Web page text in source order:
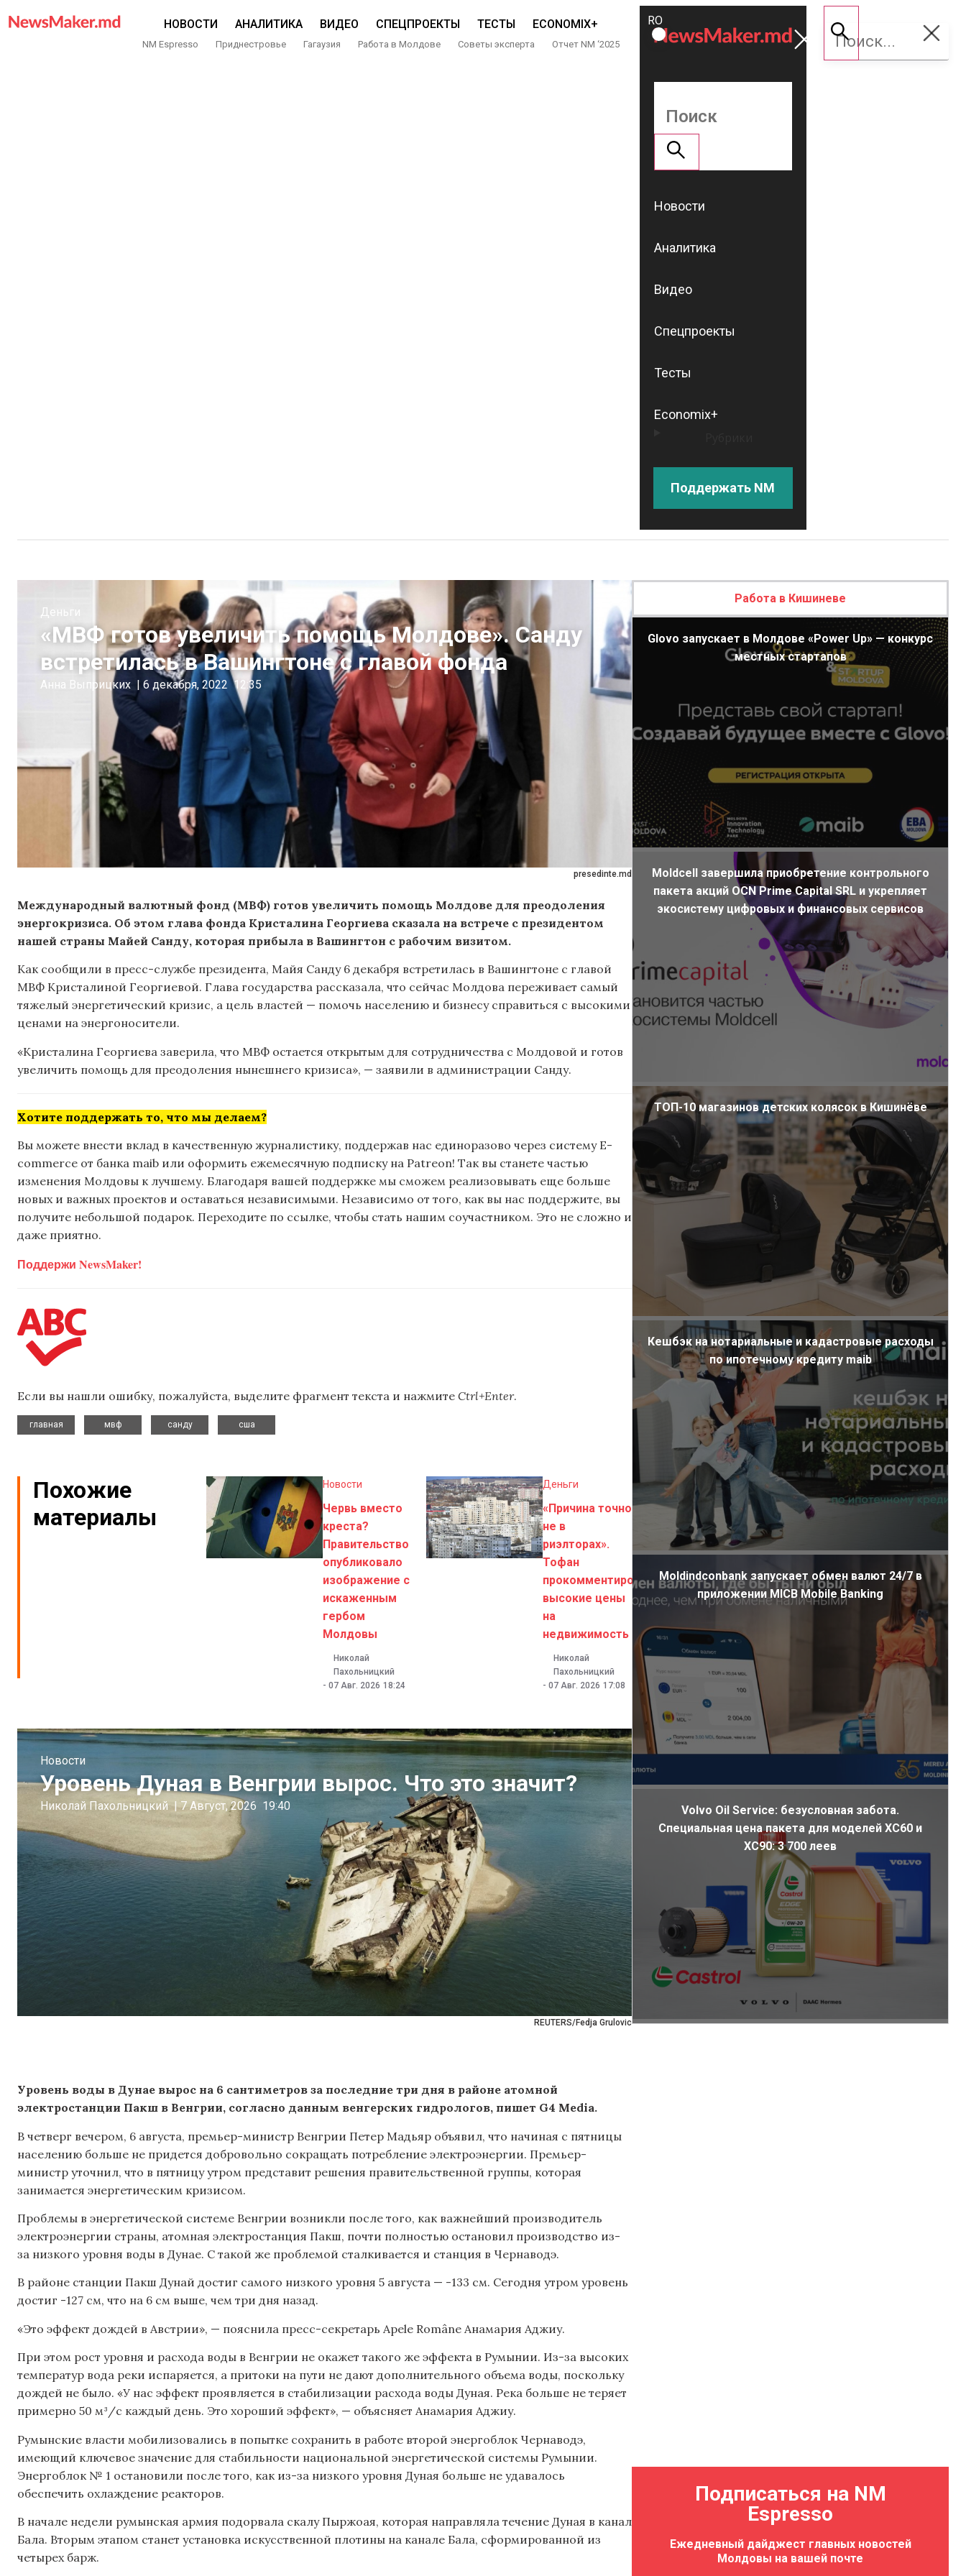
НОВОСТИ АНАЛИТИКА ВИДЕО СПЕЦПРОЕКТЫ ТЕСТЫ ECONOMIX+
NM Espresso Приднестровье Гагаузия Работа в Молдове Советы эксперта Отчет NM ‘2025
ROMÂNĂ
RU
Поддержать
NM
Новости
Аналитика
Видео
Спецпроекты
Тесты
Economix+
Поддержать NM
presedinte.md
Деньги
«МВФ готов увеличить помощь Молдове». Санду
встретилась в Вашингтоне с главой фонда
Анна Выприцких | 6 декабря, 2022 12:35
Международный валютный фонд (МВФ) готов увеличить помощь Молдове для преодоления
энергокризиса. Об этом глава фонда Кристалина Георгиева сказала на встрече с президентом
нашей страны Майей Санду, которая прибыла в Вашингтон с рабочим визитом.
Как сообщили в пресс-службе президента, Майя Санду 6 декабря встретилась в Вашингтоне с главой
МВФ Кристалиной Георгиевой. Глава государства рассказала, что сейчас Молдова переживает самый
тяжелый энергетический кризис, а цель властей — помочь населению и бизнесу справиться с высокими
ценами на энергоносители.
«Кристалина Георгиева заверила, что МВФ остается открытым для сотрудничества с Молдовой и готов
увеличить помощь для преодоления нынешнего кризиса», — заявили в администрации Санду.
Хотите поддержать то, что мы делаем?
Вы можете внести вклад в качественную журналистику, поддержав нас единоразово через систему E-
commerce от банка maib или оформить ежемесячную подписку на Patreon! Так вы станете частью
изменения Молдовы к лучшему. Благодаря вашей поддержке мы сможем реализовывать еще больше
новых и важных проектов и оставаться независимыми. Независимо от того, как вы нас поддержите, вы
получите небольшой подарок. Переходите по ссылке, чтобы стать нашим соучастником. Это не сложно и
даже приятно.
Поддержи NewsMaker!
Если вы нашли ошибку, пожалуйста, выделите фрагмент текста и нажмите Ctrl+Enter.
главная
мвф
санду
сша
Похожие
материалы
Новости
Червь вместо
креста?
Правительство
опубликовало
изображение с
искаженным
гербом
Молдовы
Николай
Пахольницкий
- 07 Авг. 2026 18:24
Деньги
«Причина точно
не в
риэлторах».
Тофан
прокомментировал
высокие цены
на
недвижимость
Николай
Пахольницкий
- 07 Авг. 2026 17:08
REUTERS/Fedja Grulovic
Новости
Уровень Дуная в Венгрии вырос. Что это значит?
Николай Пахольницкий | 7 Август, 2026 19:40
Уровень воды в Дунае вырос на 6 сантиметров за последние три дня в районе атомной
электростанции Пакш в Венгрии, согласно данным венгерских гидрологов, пишет G4 Media.
В четверг вечером, 6 августа, премьер-министр Венгрии Петер Мадьяр объявил, что начиная с пятницы
населению больше не придется добровольно сокращать потребление электроэнергии. Премьер-
министр уточнил, что в пятницу утром представит решения правительственной группы, которая
занимается энергетическим кризисом.
Проблемы в энергетической системе Венгрии возникли после того, как важнейший производитель
электроэнергии страны, атомная электростанция Пакш, почти полностью остановил производство из-
за низкого уровня воды в Дунае. С такой же проблемой сталкивается и станция в Чернаводэ.
В районе станции Пакш Дунай достиг самого низкого уровня 5 августа — -133 см. Сегодня утром уровень
достиг -127 см, что на 6 см выше, чем три дня назад.
«Это эффект дождей в Австрии», — пояснила пресс-секретарь Apele Române Анамария Аджиу.
При этом рост уровня и расхода воды в Венгрии не окажет такого же эффекта в Румынии. Из-за высоких
температур вода реки испаряется, а притоки на пути не дают дополнительного объема воды, поскольку
дождей не было. «У нас эффект проявляется в стабилизации расхода воды Дуная. Река больше не теряет
примерно 50 м³/с каждый день. Это хороший эффект», — объясняет Анамария Аджиу.
Румынские власти мобилизовались в попытке сохранить в работе второй энергоблок Чернаводэ,
имеющий ключевое значение для стабильности национальной энергетической системы Румынии.
Энергоблок № 1 остановили после того, как из-за низкого уровня Дуная больше не удавалось
обеспечить охлаждение реакторов.
В начале недели румынская армия подорвала скалу Пыржоая, которая направляла течение Дуная в канал
Бала. Вторым этапом станет установка искусственной плотины на канале Бала, сформированной из
четырех барж.
Работа в Кишиневе
Glovo запускает в Молдове «Power Up» — конкурс
местных стартапов
Moldcell завершила приобретение контрольного
пакета акций OCN Prime Capital SRL и укрепляет
экосистему цифровых и финансовых сервисов
ТОП-10 магазинов детских колясок в Кишинёве
Кешбэк на нотариальные и кадастровые расходы
по ипотечному кредиту maib
Moldindconbank запускает обмен валют 24/7 в
приложении MICB Mobile Banking
Volvo Oil Service: безусловная забота.
Специальная цена пакета для моделей XC60 и
XC90: 3 700 леев
Подписаться на NM
Espresso
Ежедневный дайджест главных новостей
Молдовы на вашей почте